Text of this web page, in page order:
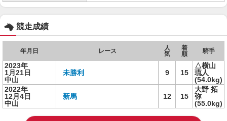
競走成績
年月日 レース
人
気
着
順
騎手
2023年
1月21日
中山
未勝利 9 15
△横山
琉人
(54.0kg)
2022年
12月4日
中山
新馬 12 15
大野 拓
弥
(55.0kg)